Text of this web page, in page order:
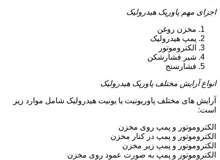
اجزای مهم پاورپک هیدرولیک
مخزن روغن
پمپ هیدرولیک
الکتروموتور
شیر فشارشکن
فشارسنج
انواع آرایش مختلف پاورپک هیدرولیک
آرایش های مختلف پاوریونیت یا یونیت هیدرولیک شامل موارد زیر
است:
الکتروموتور و پمپ روی مخزن
الکتروموتور و پمپ در کنار مخزن
الکتروموتور و پمپ زیر مخزن
الکتروموتور و پمپ به صورت عمود روی مخزن